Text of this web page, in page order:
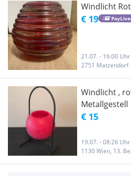
Windlicht
€ 19
21.07. - 16:00 Uhr
2751 Matzendorf
Windlicht ,
Metallgestell
€ 15
19.07. - 08:26 Uhr
1130 Wien, 13.